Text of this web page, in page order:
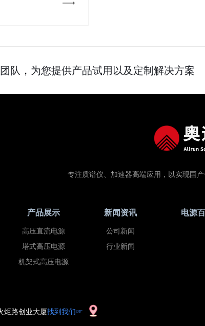
队，为您提供产品试用以及定制解决方案
专注质谱仪、加速器高端应用，以实现国
产品展示
高压直流电源
塔式高压电源
机架式高压电源
新闻资讯
公司新闻
行业新闻
电源
炬路创业大厦找到我们☞